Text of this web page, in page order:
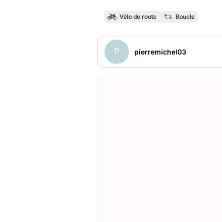
Vélo de route Boucle
P pierremichel03